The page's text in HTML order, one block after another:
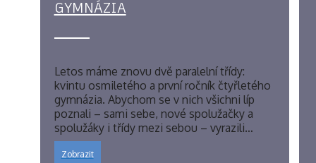
GYMNÁZIA
Letos máme znovu dvě paralelní třídy:
kvintu osmiletého a první ročník čtyřletého
gymnázia. Abychom se v nich všichni líp
poznali – sami sebe, nové spolužačky a
spolužáky i třídy mezi sebou – vyrazili…
Zobrazit